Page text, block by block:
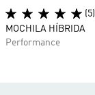
(5)
MOCHILA HÍBRIDA
Performance